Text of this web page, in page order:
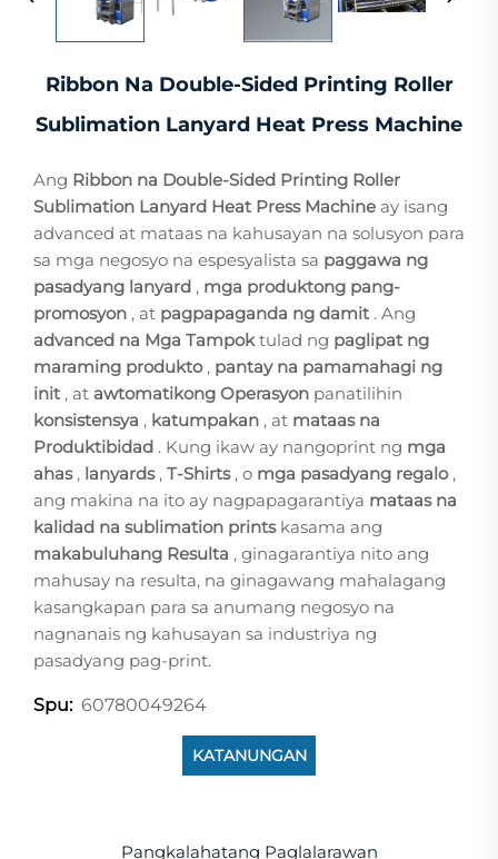
Ribbon Na Double-Sided Printing Roller
Sublimation Lanyard Heat Press Machine
Ang Ribbon na Double-Sided Printing Roller
Sublimation Lanyard Heat Press Machine ay isang
advanced at mataas na kahusayan na solusyon para
sa mga negosyo na espesyalista sa paggawa ng
pasadyang lanyard , mga produktong pang-
promosyon , at pagpapaganda ng damit . Ang
advanced na Mga Tampoktulad ng paglipat ng
maraming produkto , pantay na pamamahagi ng
init , at awtomatikong Operasyon panatilihin
konsistensya , katumpakan , at mataas na
Produktibidad . Kung ikaw ay nangoprint ng mga
ahas , lanyards , T-Shirts , o mga pasadyang regalo ,
ang makina na ito ay nagpapagarantiya mataas na
kalidad na sublimation prints kasama ang
makabuluhang Resulta , ginagarantiya nito ang
mahusay na resulta, na ginagawang mahalagang
kasangkapan para sa anumang negosyo na
nagnanais ng kahusayan sa industriya ng
pasadyang pag-print.
Spu: 60780049264
KATANUNGAN
Pangkalahatang Paglalarawan